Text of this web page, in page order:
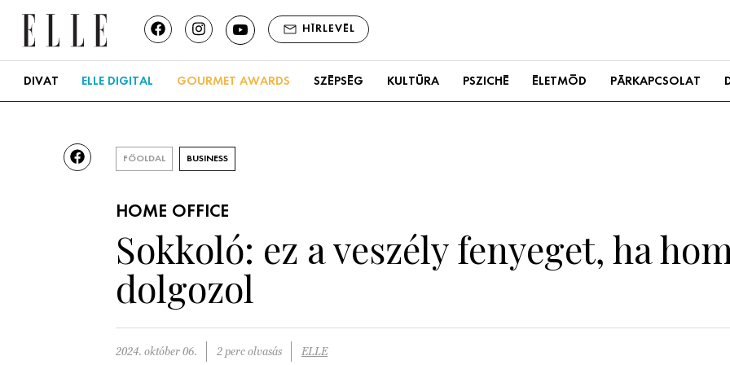
HÍRLEVÉL
DIVAT ELLE DIGITAL GOURMET AWARDS SZÉPSÉG KULTÚRA PSZICHÉ ÉLETMÓD PÁRKAPCSOLAT
FŐOLDAL BUSINESS
HOME OFFICE
Sokkoló: ez a veszély fenyeget, ha
dolgozol
2024. október 06. 2 perc olvasás ELLE